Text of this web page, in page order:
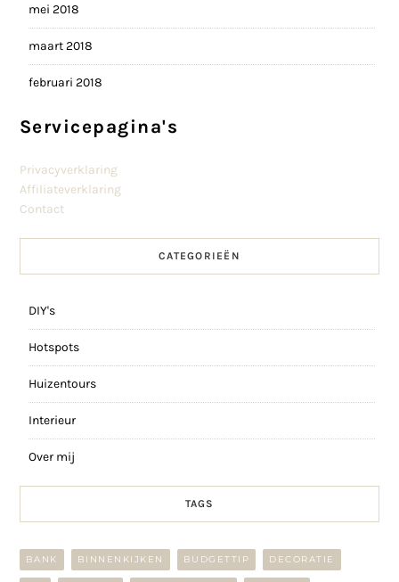
mei 2018
maart 2018
februari 2018
Servicepagina's
Privacyverklaring
Affiliateverklaring
Contact
CATEGORIEËN
DIY's
Hotspots
Huizentours
Interieur
Over mij
TAGS
BANK BINNENKIJKEN BUDGETTIP DECORATIE